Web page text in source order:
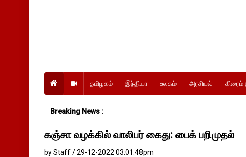
தமிழகம் இந்தியா உலகம் அரசியல் கிரைம்
Breaking News :
கஞ்சா வழக்கில் வாலிபர் கைது: பைக் பறிமுதல்
by Staff / 29-12-2022 03:01:48pm